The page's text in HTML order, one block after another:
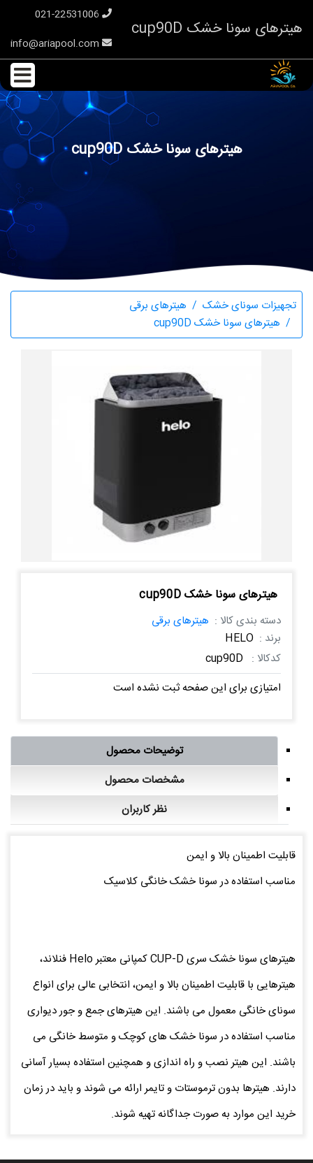
هیترهای سونا خشک cup90D
هیترهای سونا خشک cup90D
تجهیزات سونای خشک
هیترهای برقی
هیترهای سونا خشک cup90D
هیترهای سونا خشک cup90D
دسته بندی کالا : هیترهای برقی
برند : HELO
کدکالا : cup90D
امتیازی برای این صفحه ثبت نشده است
توضیحات محصول
مشخصات محصول
نظر کاربران
قابلیت اطمینان بالا و ایمن
مناسب استفاده در سونا خشک خانگی کلاسیک
هیترهای سونا خشک سری CUP-D کمپانی معتبر Helo فنلاند،
هیترهایی با قابلیت اطمینان بالا و ایمن، انتخابی عالی برای انواع
سونای خانگی معمول می باشند. این هیترهای جمع و جور دیواری
مناسب استفاده در سونا خشک های کوچک و متوسط خانگی می
باشند. این هیتر نصب و راه اندازی و همچنین استفاده بسیار آسانی
دارند. هیترها بدون ترموستات و تایمر ارائه می شوند و باید در زمان
خرید این موارد به صورت جداگانه تهیه شوند.